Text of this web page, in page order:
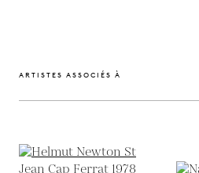
ARTISTES ASSOCIÉS À